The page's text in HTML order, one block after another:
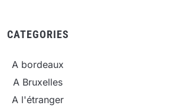
CATEGORIES
A bordeaux
A Bruxelles
A l'étranger